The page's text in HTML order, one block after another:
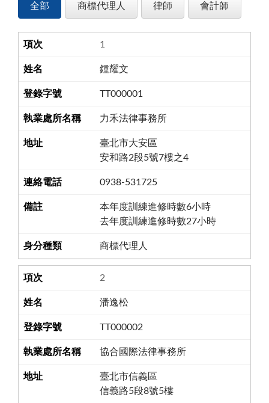
全部 商標代理人 律師 會計師
1
鍾耀文
TT000001
力禾法律事務所
臺北市大安區
安和路2段5號7樓之4
0938-531725
本年度訓練進修時數6小時
去年度訓練進修時數27小時
商標代理人
2
潘逸松
TT000002
協合國際法律事務所
臺北市信義區
信義路5段8號5樓